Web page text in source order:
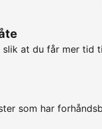
slik at du får mer tid
som har